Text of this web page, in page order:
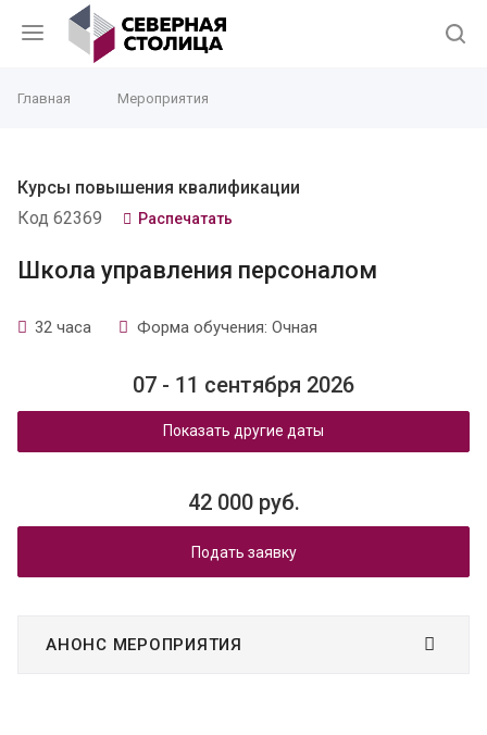
Главная Мероприятия
Курсы повышения квалификации
Код 62369
Распечатать
Школа управления персоналом
32 часа Форма обучения: Очная
07 - 11 сентября 2026
Показать другие даты
42 000 руб.
Подать заявку
АНОНС МЕРОПРИЯТИЯ